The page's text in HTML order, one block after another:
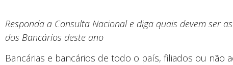
Responda a Consulta Nacional e diga quais devem ser
dos Bancários deste ano
Bancárias e bancários de todo o país, filiados ou não